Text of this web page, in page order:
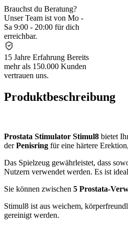
Brauchst du Beratung?
Unser Team ist von Mo -
Sa 9:00 - 20:00 für dich
erreichbar.
15 Jahre Erfahrung Bereits
mehr als 150.000 Kunden
vertrauen uns.
Produktbeschreibung
Prostata Stimulator Stimul8 bietet
derPenisring für eine härtere
Das Spielzeug gewährleistet, dass
Nutzern verwendet werden. Es ist
Sie können zwischen 5 Prostata-
Stimul8 ist aus weichem,
gereinigt werden.